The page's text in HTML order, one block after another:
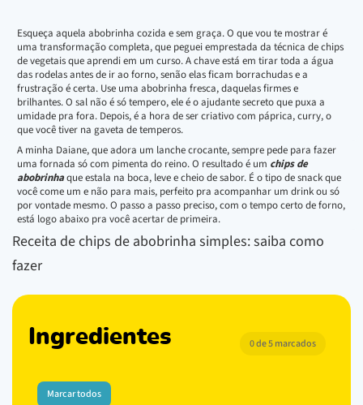
Esqueça aquela abobrinha cozida e sem graça. O que vou te mostrar é
uma transformação completa, que peguei emprestada da técnica de chips
de vegetais que aprendi em um curso. A chave está em tirar toda a água
das rodelas antes de ir ao forno, senão elas ficam borrachudas e a
frustração é certa. Use uma abobrinha fresca, daquelas firmes e
brilhantes. O sal não é só tempero, ele é o ajudante secreto que puxa a
umidade pra fora. Depois, é a hora de ser criativo com páprica, curry, o
que você tiver na gaveta de temperos.
A minha Daiane, que adora um lanche crocante, sempre pede para fazer
uma fornada só com pimenta do reino. O resultado é um chips de
abobrinhaque estala na boca, leve e cheio de sabor. É o tipo de snack que
você come um e não para mais, perfeito pra acompanhar um drink ou só
por vontade mesmo. O passo a passo preciso, com o tempo certo de forno,
está logo abaixo pra você acertar de primeira.
Receita de chips de abobrinha simples: saiba como
fazer
Ingredientes 0 de 5 marcados
Marcar todos